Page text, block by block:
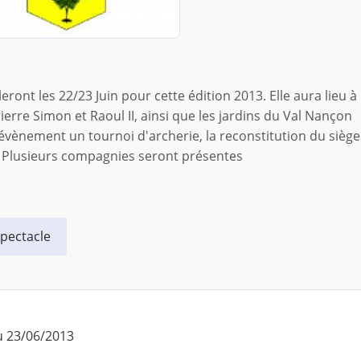
les 22/23 Juin pour cette édition 2013. Elle aura lieu à
Simon et Raoul II, ainsi que les jardins du Val Nançon
un tournoi d'archerie, la reconstitution du siège
compagnies seront présentes
23/06/2013